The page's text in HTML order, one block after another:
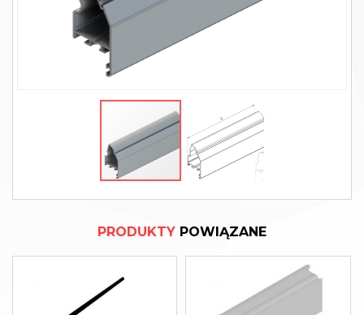
PRODUKTY POWIĄZANE